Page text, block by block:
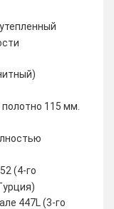
115 мм.
(4-го
447L (3-го